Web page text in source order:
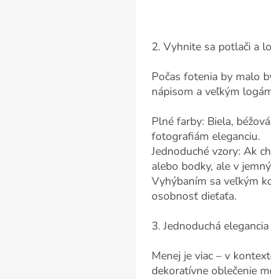
2. Vyhnite sa potlači a
Počas fotenia by malo
nápisom a veľkým
Plné farby: Biela,
fotografiám eleganciu.
Jednoduché vzory: Ak
alebo bodky, ale v
Vyhýbaním sa veľkým
osobnosť dieťaťa.
3. Jednoduchá
Menej je viac – v
dekoratívne oblečenie